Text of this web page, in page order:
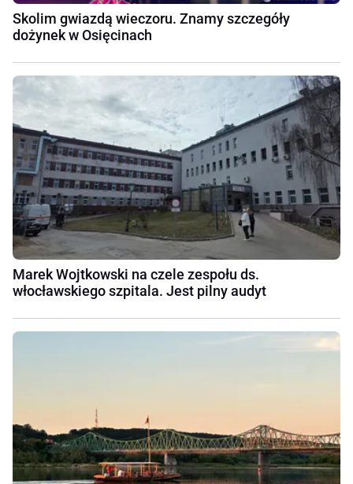
Skolim gwiazdą wieczoru. Znamy szczegóły
dożynek w Osięcinach
Marek Wojtkowski na czele zespołu ds.
włocławskiego szpitala. Jest pilny audyt